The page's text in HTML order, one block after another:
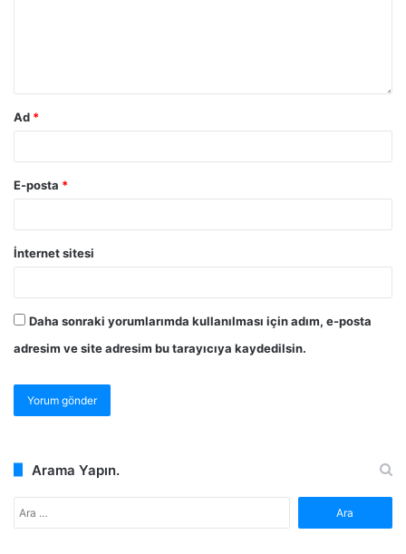
Ad *
E-posta *
İnternet sitesi
Daha sonraki yorumlarımda kullanılması için adım, e-posta
adresim ve site adresim bu tarayıcıya kaydedilsin.
Arama Yapın.